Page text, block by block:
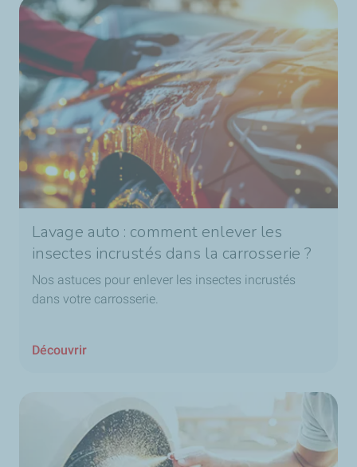
Lavage auto : comment enlever les
insectes incrustés dans la carrosserie ?
Nos astuces pour enlever les insectes incrustés
dans votre carrosserie.
Découvrir